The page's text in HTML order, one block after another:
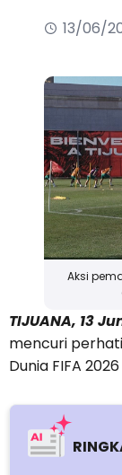
13/06/
Aksi
TIJUANA, 13
mencuri
Dunia FIFA